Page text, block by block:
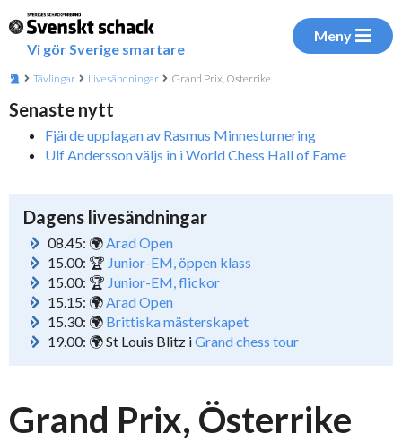
Vi gör Sverige smartare
Meny
Tävlingar Livesändningar Grand Prix, Österrike
Senaste nytt
Fjärde upplagan av Rasmus Minnesturnering
Ulf Andersson väljs in i World Chess Hall of Fame
Dagens livesändningar
08.45: 🌍Arad Open
15.00: 🏆 Junior-EM, öppen klass
15.00: 🏆 Junior-EM, flickor
15.15: 🌍Arad Open
15.30: 🌍 Brittiska mästerskapet
19.00: 🌍 St Louis Blitz iGrand chess tour
Grand Prix, Österrike